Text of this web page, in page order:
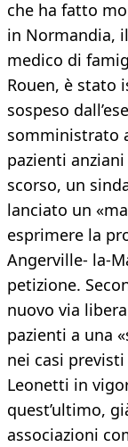
che ha fatto
in Normandia,
medico di
Rouen, è stato
sospeso
somministrato
pazienti
scorso, un
lanciato un
esprimere la
Angerville- la-
petizione.
nuovo via
pazienti a una
nei casi
Leonetti in
quest’ultimo,
associazioni